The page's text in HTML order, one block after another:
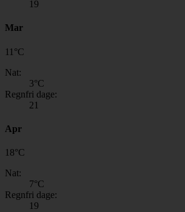
19
Mar
11 °C
Nat:
3°C
Regnfri dage:
21
Apr
18°C
Nat:
7°C
Regnfri dage:
19